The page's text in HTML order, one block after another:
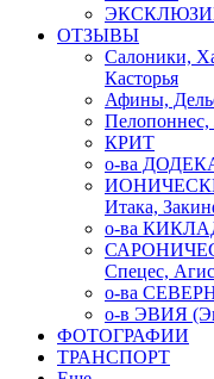
ОТЗЫВЫ
Салоники,
Касторья
Афины,
Пелопоннес,
КРИТ
о-ва
Итака,
о-ва
Спецес,
о-ва
о-в ЭВИЯ
ФОТОГРАФИИ
ТРАНСПОРТ